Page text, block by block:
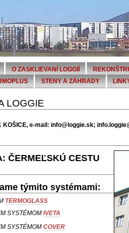
O ZASKLIEVANÍ LOGGIÍ
STENY A ZÁHRADY
LOGGIE
KOŠICE, e-mail: info@loggie.sk;
ČERMEĽSKÚ CESTU
týmito systémami:
TERMOGLASS
SYSTÉMOM IVETA
SYSTÉMOM COVER